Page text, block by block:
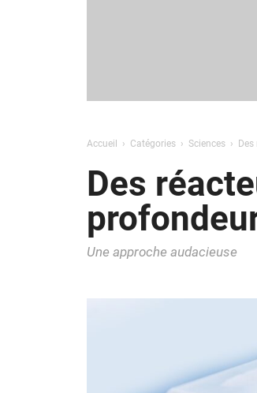
Accueil Catégories Sciences
Des
Une approche audacieuse